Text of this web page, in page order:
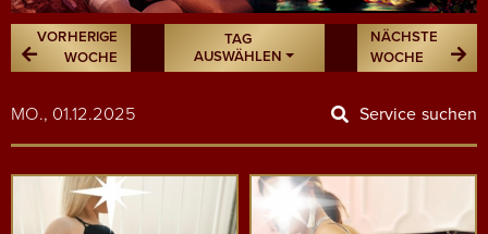
TAG
AUSWÄHLEN
VORHERIGE
WOCHE
NÄCHSTE
WOCHE
MO., 01.12.2025 Service suchen